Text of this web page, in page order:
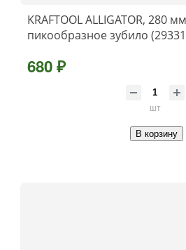
KRAFTOOL ALLIGATOR, 280
пикообразное зубило
680 ₽
шт
В корзину